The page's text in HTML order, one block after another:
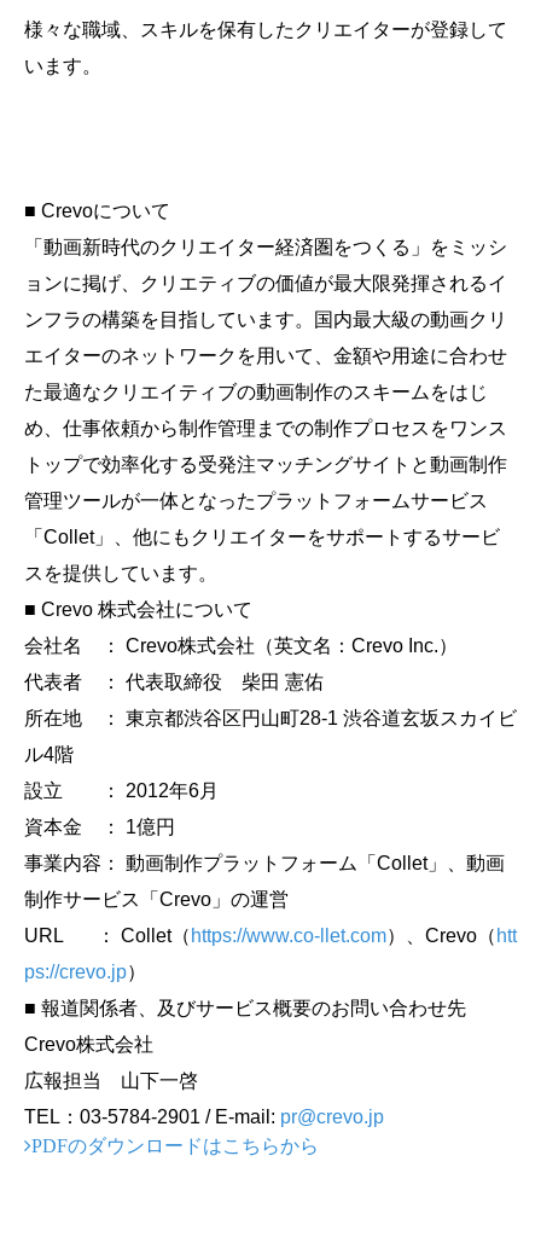
様々な職域、スキルを保有したクリエイターが登録して
います。
■ Crevoについて
「動画新時代のクリエイター経済圏をつくる」をミッシ
ョンに掲げ、クリエティブの価値が最大限発揮されるイ
ンフラの構築を目指しています。国内最大級の動画クリ
エイターのネットワークを用いて、金額や用途に合わせ
た最適なクリエイティブの動画制作のスキームをはじ
め、仕事依頼から制作管理までの制作プロセスをワンス
トップで効率化する受発注マッチングサイトと動画制作
管理ツールが一体となったプラットフォームサービス
「Collet」、他にもクリエイターをサポートするサービ
スを提供しています。
■ Crevo 株式会社について
会社名 ： Crevo株式会社（英文名：Crevo Inc.）
代表者 ： 代表取締役 柴田 憲佑
所在地 ： 東京都渋谷区円山町28-1 渋谷道玄坂スカイビ
ル4階
設立 ： 2012年6月
資本金 ： 1億円
事業内容： 動画制作プラットフォーム「Collet」、動画
制作サービス「Crevo」の運営
URL ： Collet（ https://www.co-llet.com）、Crevo（ htt
ps://crevo.jp）
■ 報道関係者、及びサービス概要のお問い合わせ先
Crevo株式会社
広報担当 山下一啓
TEL：03-5784-2901 / E-mail: pr@crevo.jp
PDFのダウンロードはこちらから